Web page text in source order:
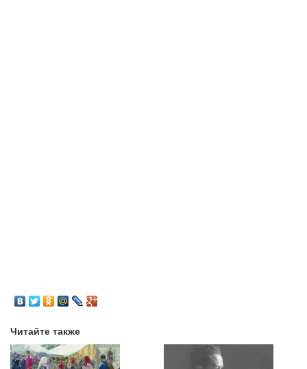
Читайте также